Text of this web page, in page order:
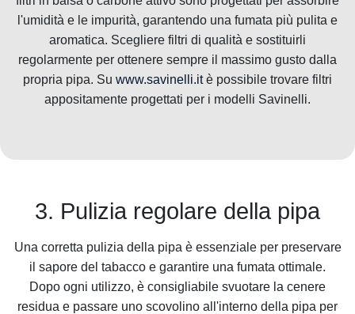
l'umidità e le impurità, garantendo una fumata più pulita e
aromatica. Scegliere filtri di qualità e sostituirli
regolarmente per ottenere sempre il massimo gusto dalla
propria pipa. Su www.savinelli.itè possibile trovare filtri
appositamente progettati per i modelli Savinelli.
3. Pulizia regolare della pipa
Una corretta pulizia della pipa è essenziale per preservare
il sapore del tabacco e garantire una fumata ottimale.
Dopo ogni utilizzo, è consigliabile svuotare la cenere
residua e passare uno scovolino all'interno della pipa per